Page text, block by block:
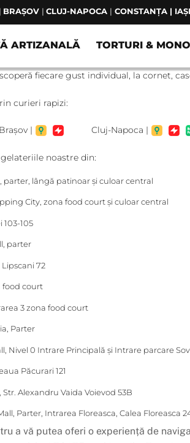
BRAȘOV | CLUJ-NAPOCA | CONSTANȚA | IAȘI
ARTIZANALĂ TORTURI &
fiecare gust individual, la cornet,
curieri rapizi:
| Cluj-Napoca |
noastre din:
parter, lângă patinoar și culoar central
City, zona food court și culoar central
105
parter
72
food court
3 zona food court
Parter
Nivel 0 Intrare Principală și Intrare parcare
Păcurari 121
Alexandru Vaida Voievod 53B
Parter, Intrarea Floreasca, Calea Floreasca
a vă putea oferi o experiență de